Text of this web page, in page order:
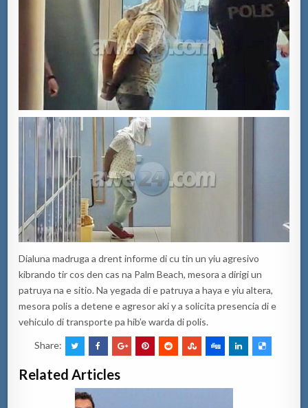
Dialuna madruga a drent informe di cu tin un yiu agresivo
kibrando tir cos den cas na Palm Beach, mesora a dirigi un
patruya na e sitio. Na yegada di e patruya a haya e yiu altera,
mesora polis a detene e agresor aki y a solicita presencia di e
vehiculo di transporte pa hib’e warda di polis.
Share:
Related Articles